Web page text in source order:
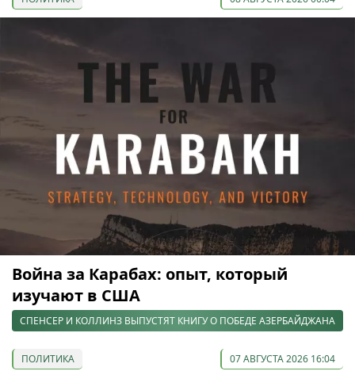
Война за Карабах: опыт, который
изучают в США
СПЕНСЕР И КОЛЛИНЗ ВЫПУСТЯТ КНИГУ О ПОБЕДЕ АЗЕРБАЙДЖАНА
ПОЛИТИКА 07 АВГУСТА 2026 16:04